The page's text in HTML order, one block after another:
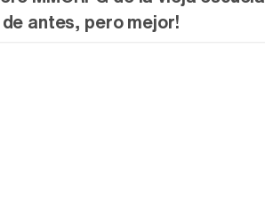
de antes, pero mejor!